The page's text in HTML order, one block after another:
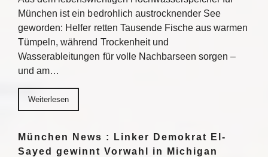
München ist ein bedrohlich austrocknender See
geworden: Helfer retten Tausende Fische aus warmen
Tümpeln, während Trockenheit und
Wasserableitungen für volle Nachbarseen sorgen –
und am…
Weiterlesen
München News : Linker Demokrat El-
Sayed gewinnt Vorwahl in Michigan